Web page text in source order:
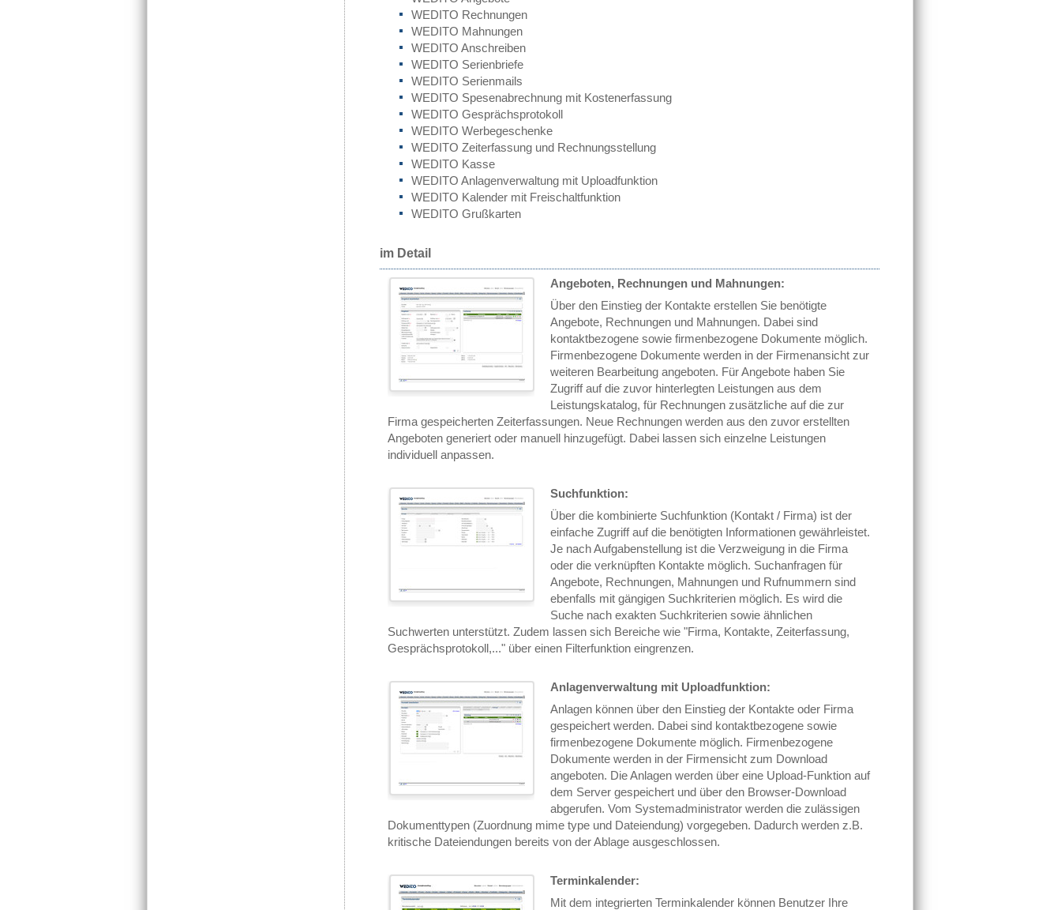
WEDITO Rechnungen
WEDITO Mahnungen
WEDITO Anschreiben
WEDITO Serienbriefe
WEDITO Serienmails
WEDITO Spesenabrechnung mit Kostenerfassung
WEDITO Gesprächsprotokoll
WEDITO Werbegeschenke
WEDITO Zeiterfassung und Rechnungsstellung
WEDITO Kasse
WEDITO Anlagenverwaltung mit Uploadfunktion
WEDITO Kalender mit Freischaltfunktion
WEDITO Grußkarten
im Detail
Angeboten, Rechnungen und Mahnungen:
Über den Einstieg der Kontakte erstellen Sie benötigte
Angebote, Rechnungen und Mahnungen. Dabei sind
kontaktbezogene sowie firmenbezogene Dokumente möglich.
Firmenbezogene Dokumente werden in der Firmenansicht zur
weiteren Bearbeitung angeboten. Für Angebote haben Sie
Zugriff auf die zuvor hinterlegten Leistungen aus dem
Leistungskatalog, für Rechnungen zusätzliche auf die zur
Firma gespeicherten Zeiterfassungen. Neue Rechnungen werden aus den zuvor erstellten
Angeboten generiert oder manuell hinzugefügt. Dabei lassen sich einzelne Leistungen
individuell anpassen.
Suchfunktion:
Über die kombinierte Suchfunktion (Kontakt / Firma) ist der
einfache Zugriff auf die benötigten Informationen gewährleistet.
Je nach Aufgabenstellung ist die Verzweigung in die Firma
oder die verknüpften Kontakte möglich. Suchanfragen für
Angebote, Rechnungen, Mahnungen und Rufnummern sind
ebenfalls mit gängigen Suchkriterien möglich. Es wird die
Suche nach exakten Suchkriterien sowie ähnlichen
Suchwerten unterstützt. Zudem lassen sich Bereiche wie "Firma, Kontakte, Zeiterfassung,
Gesprächsprotokoll,..." über einen Filterfunktion eingrenzen.
Anlagenverwaltung mit Uploadfunktion:
Anlagen können über den Einstieg der Kontakte oder Firma
gespeichert werden. Dabei sind kontaktbezogene sowie
firmenbezogene Dokumente möglich. Firmenbezogene
Dokumente werden in der Firmensicht zum Download
angeboten. Die Anlagen werden über eine Upload-Funktion auf
dem Server gespeichert und über den Browser-Download
abgerufen. Vom Systemadministrator werden die zulässigen
Dokumenttypen (Zuordnung mime type und Dateiendung) vorgegeben. Dadurch werden z.B.
kritische Dateiendungen bereits von der Ablage ausgeschlossen.
Terminkalender:
Mit dem integrierten Terminkalender können Benutzer Ihre